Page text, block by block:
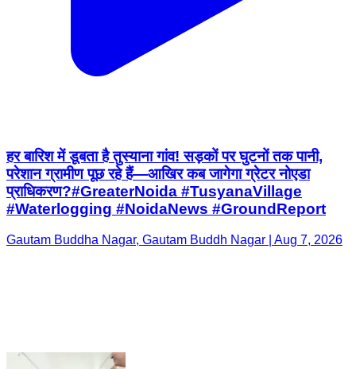
हर बारिश में डूबता है तुस्याना गांव! सड़कों पर घुटनों तक पानी,
परेशान ग्रामीण पूछ रहे हैं—आखिर कब जागेगा ग्रेटर नोएडा
Gautam Buddha Nagar, Gautam Buddh Nagar | Aug 7, 2026